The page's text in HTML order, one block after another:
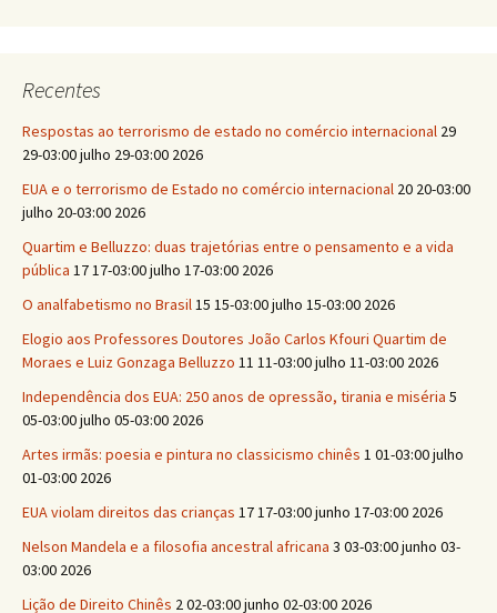
Recentes
Respostas ao terrorismo de estado no comércio internacional 29
29-03:00 julho 29-03:00 2026
EUA e o terrorismo de Estado no comércio internacional 20 20-03:00
julho 20-03:00 2026
Quartim e Belluzzo: duas trajetórias entre o pensamento e a vida
pública 17 17-03:00 julho 17-03:00 2026
O analfabetismo no Brasil15 15-03:00 julho 15-03:00 2026
Elogio aos Professores Doutores João Carlos Kfouri Quartim de
Moraes e Luiz Gonzaga Belluzzo 11 11-03:00 julho 11-03:00 2026
Independência dos EUA: 250 anos de opressão, tirania e miséria 5
05-03:00 julho 05-03:00 2026
Artes irmãs: poesia e pintura no classicismo chinês 1 01-03:00 julho
01-03:00 2026
EUA violam direitos das crianças 17 17-03:00 junho 17-03:00 2026
Nelson Mandela e a filosofia ancestral africana 3 03-03:00 junho 03-
03:00 2026
Lição de Direito Chinês 2 02-03:00 junho 02-03:00 2026